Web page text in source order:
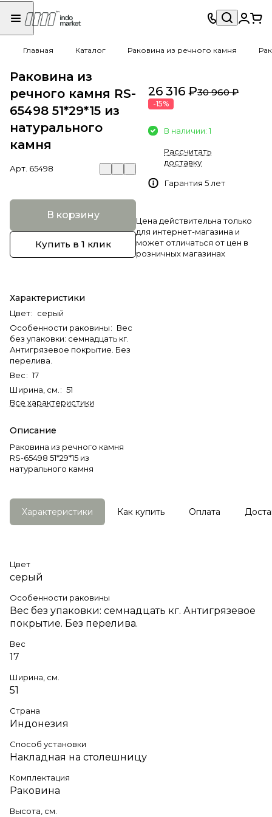
Главная Каталог Раковина из речного камня
Раковина из
речного камня RS-
65498 51*29*15 из
натурального
камня
Арт. 65498
В корзину
Купить в 1 клик
Характеристики
Цвет: серый
Особенности раковины: Вес
без упаковки: семнадцать кг.
Антигрязевое покрытие. Без
перелива.
Вес: 17
Ширина, см. : 51
Все характеристики
Описание
Раковина из речного камня
RS-65498 51*29*15 из
натурального камня
26 316 ₽30 960 ₽
-15%
В наличии: 1
Рассчитать
доставку
Гарантия 5 лет
Цена действительна только
для интернет-магазина и
может отличаться от цен в
розничных магазинах
Характеристики Как купить Оплата
Цвет
серый
Особенности раковины
Вес без упаковки: семнадцать кг. Антигрязевое
покрытие. Без перелива.
Вес
17
Ширина, см.
51
Страна
Индонезия
Способ установки
Накладная на столешницу
Комплектация
Раковина
Высота, см.